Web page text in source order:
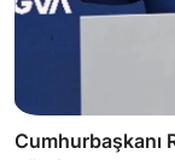
Cumhurbaşkanı